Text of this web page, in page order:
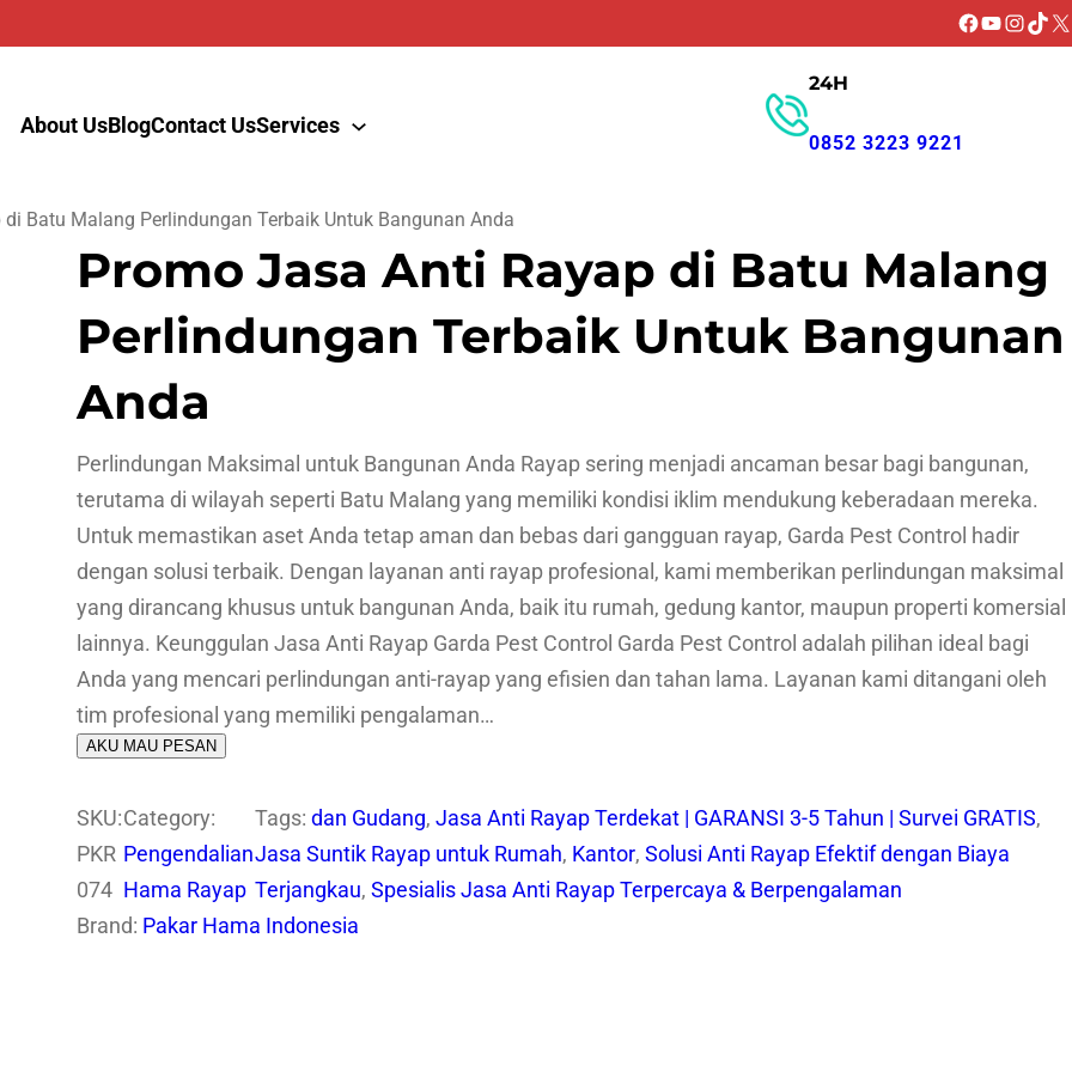
Facebook
YouTubeX
About UsBlogContact UsServices
24H
0852 3223 9221
Batu Malang Perlindungan Terbaik Untuk Bangunan Anda
Promo Jasa Anti Rayap di Batu Malang
Perlindungan Terbaik Untuk Bangunan
Anda
Perlindungan Maksimal untuk Bangunan Anda Rayap sering menjadi ancaman besar bagi bangunan,
terutama di wilayah seperti Batu Malang yang memiliki kondisi iklim mendukung keberadaan mereka.
Untuk memastikan aset Anda tetap aman dan bebas dari gangguan rayap, Garda Pest Control hadir
dengan solusi terbaik. Dengan layanan anti rayap profesional, kami memberikan perlindungan maksimal
yang dirancang khusus untuk bangunan Anda, baik itu rumah, gedung kantor, maupun properti komersial
lainnya. Keunggulan Jasa Anti Rayap Garda Pest Control Garda Pest Control adalah pilihan ideal bagi
Anda yang mencari perlindungan anti-rayap yang efisien dan tahan lama. Layanan kami ditangani oleh
tim profesional yang memiliki pengalaman…
AKU MAU PESAN
SKU:
PKR
074
Category:
Pengendalian
Hama Rayap
Tags:dan Gudang, Jasa Anti Rayap Terdekat | GARANSI 3-5 Tahun | Survei GRATIS,
Jasa Suntik Rayap untuk Rumah, Kantor, Solusi Anti Rayap Efektif dengan Biaya
Terjangkau, Spesialis Jasa Anti Rayap Terpercaya & Berpengalaman
Brand: Pakar Hama Indonesia